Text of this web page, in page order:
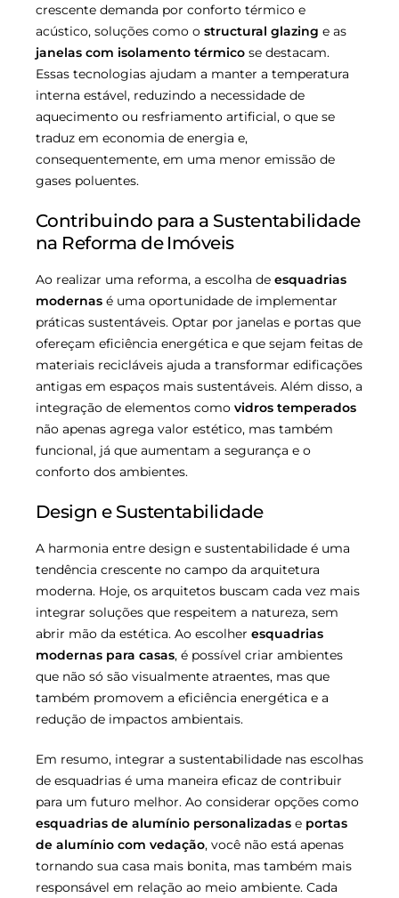
crescente demanda por conforto térmico e
acústico, soluções como o structural glazing e as
janelas com isolamento térmico se destacam.
Essas tecnologias ajudam a manter a temperatura
interna estável, reduzindo a necessidade de
aquecimento ou resfriamento artificial, o que se
traduz em economia de energia e,
consequentemente, em uma menor emissão de
gases poluentes.
Contribuindo para a Sustentabilidade
na Reforma de Imóveis
Ao realizar uma reforma, a escolha de esquadrias
modernas é uma oportunidade de implementar
práticas sustentáveis. Optar por janelas e portas que
ofereçam eficiência energética e que sejam feitas de
materiais recicláveis ajuda a transformar edificações
antigas em espaços mais sustentáveis. Além disso, a
integração de elementos como vidros temperados
não apenas agrega valor estético, mas também
funcional, já que aumentam a segurança e o
conforto dos ambientes.
Design e Sustentabilidade
A harmonia entre design e sustentabilidade é uma
tendência crescente no campo da arquitetura
moderna. Hoje, os arquitetos buscam cada vez mais
integrar soluções que respeitem a natureza, sem
abrir mão da estética. Ao escolher esquadrias
modernas para casas, é possível criar ambientes
que não só são visualmente atraentes, mas que
também promovem a eficiência energética e a
redução de impactos ambientais.
Em resumo, integrar a sustentabilidade nas escolhas
de esquadrias é uma maneira eficaz de contribuir
para um futuro melhor. Ao considerar opções como
esquadrias de alumínio personalizadas e portas
de alumínio com vedação, você não está apenas
tornando sua casa mais bonita, mas também mais
responsável em relação ao meio ambiente. Cada